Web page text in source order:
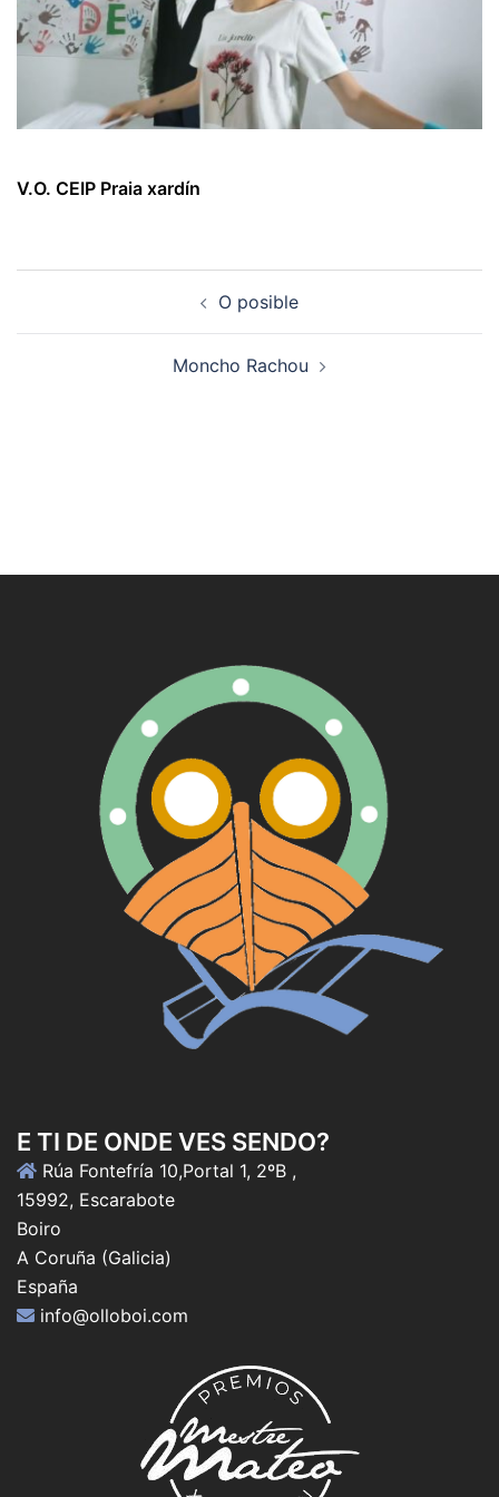
V.O. CEIP Praia xardín
O posible
Moncho Rachou
E TI DE ONDE VES SENDO?
Rúa Fontefría 10,Portal 1, 2ºB ,
15992, Escarabote
Boiro
A Coruña (Galicia)
España
info@olloboi.com